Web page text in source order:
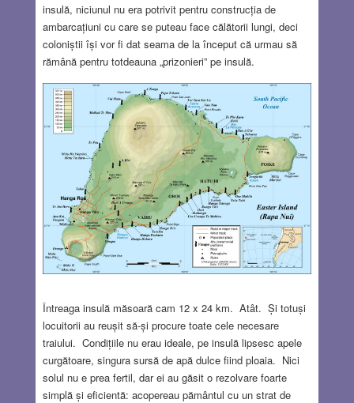
insulă, niciunul nu era potrivit pentru construcția de
ambarcațiuni cu care se puteau face călătorii lungi, deci
coloniștii își vor fi dat seama de la început că urmau să
rămână pentru totdeauna „prizonieri” pe insulă.
Întreaga insulă măsoară cam 12 x 24 km. Atât. Și totuși
locuitorii au reușit să-și procure toate cele necesare
traiului. Condițiile nu erau ideale, pe insulă lipsesc apele
curgătoare, singura sursă de apă dulce fiind ploaia. Nici
solul nu e prea fertil, dar ei au găsit o rezolvare foarte
simplă și eficientă: acopereau pământul cu un strat de